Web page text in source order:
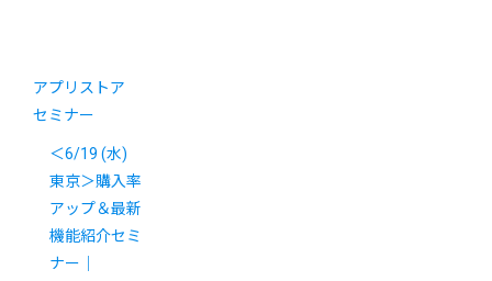
アプリストア
セミナー
＜6/19 (水)
東京＞購入率
アップ＆最新
機能紹介セミ
ナー｜